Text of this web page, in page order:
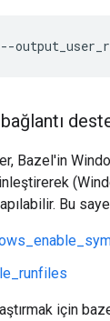
Bazel'in
Bu
için